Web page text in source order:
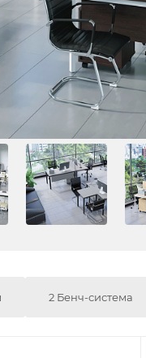
2 Бенч-система